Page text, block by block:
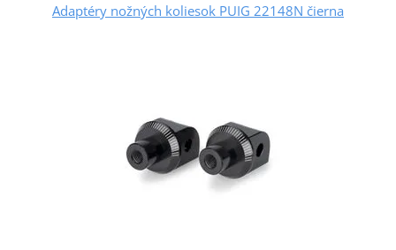
Adaptéry nožných koliesok PUIG 22148N čierna